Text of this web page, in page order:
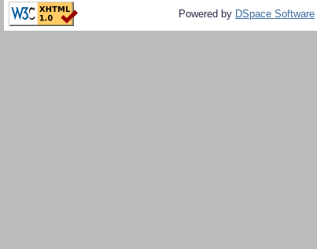
Powered by DSpace Software